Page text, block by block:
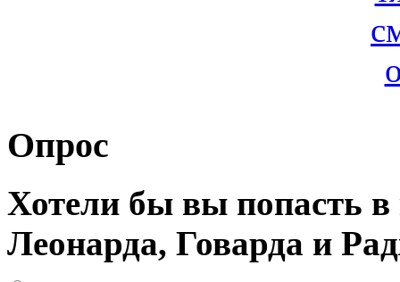
Опрос
Хотели бы вы попасть
Леонарда, Говарда и